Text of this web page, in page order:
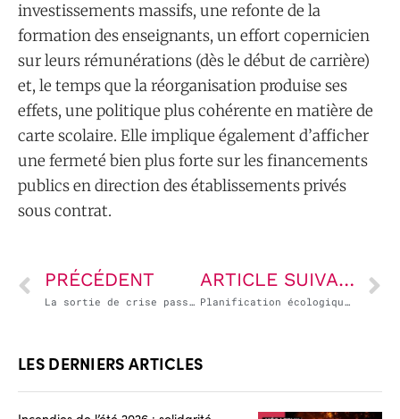
investissements massifs, une refonte de la
formation des enseignants, un effort copernicien
sur leurs rémunérations (dès le début de carrière)
et, le temps que la réorganisation produise ses
effets, une politique plus cohérente en matière de
carte scolaire. Elle implique également d’afficher
une fermeté bien plus forte sur les financements
publics en direction des établissements privés
sous contrat.
PRÉCÉDENT
La sortie de crise passe (aussi) par la sortie de la 5ème
ARTICLE SUIVANT
Planification écologique : Macron « prend l’eau »
LES DERNIERS ARTICLES